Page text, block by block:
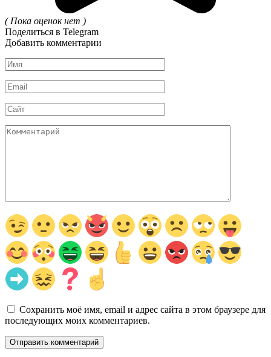
( Пока оценок нет )
Поделиться в Telegram
Добавить комментарии
Имя
*
Email
*
Сайт
Комментарий
Сохранить моё имя, email и адрес сайта в этом браузере для
последующих моих комментариев.